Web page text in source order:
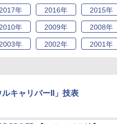
2017年 2016年 2015年
2010年 2009年 2008年
2003年 2002年 2001年
ルキャリバーII」技表